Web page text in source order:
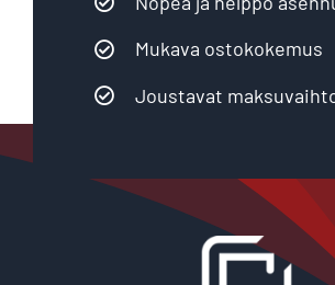
Mukava ostokokemus
Joustavat